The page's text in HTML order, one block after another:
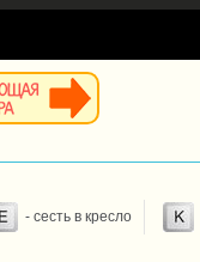
- сесть в кресло